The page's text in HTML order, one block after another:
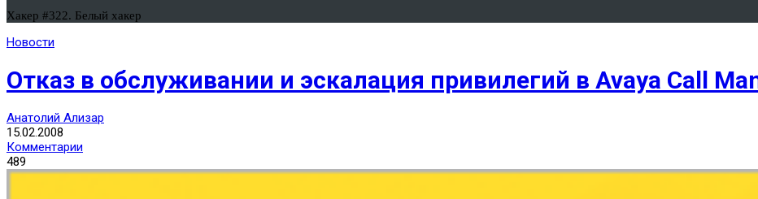
Хакер #322. Белый хакер
Новости
Отказ в обслуживании и эскалация привилегий в Avaya Call
Анатолий Ализар
15.02.2008
Комментарии
489